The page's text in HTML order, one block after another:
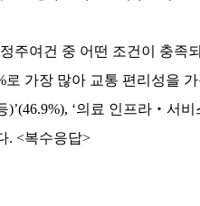
주여건 중 어떤 조건이 충족
로 가장 많아 교통 편리성을
‘의료 인프라‧서비
. <복수응답>